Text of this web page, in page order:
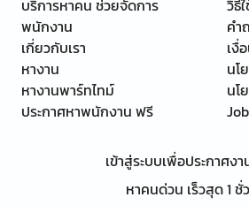
บริการหาคน ช่วยจัดการ
พนักงาน
เกี่ยวกับเรา
หางาน
หางานพาร์ทไทม์
ประกาศหาพนักงาน ฟรี
วิธี
คำ
เงื่
นโ
นโ
เข้าสู่ระบบเพื่อประกาศง
หาคนด่วน เร็วสุด 1 ชั่